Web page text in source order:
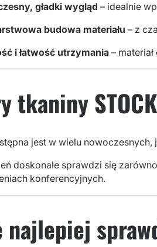
gładki wygląd – idealnie
budowa materiału – z
i łatwość utrzymania –
tkaniny
jest w wielu
doskonale sprawdzi się
konferencyjnych.
najlepiej